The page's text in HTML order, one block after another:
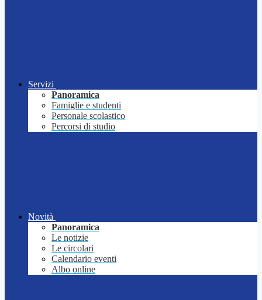
Servizi
Panoramica
Famiglie e studenti
Personale scolastico
Percorsi di studio
Novità
Panoramica
Le notizie
Le circolari
Calendario eventi
Albo online